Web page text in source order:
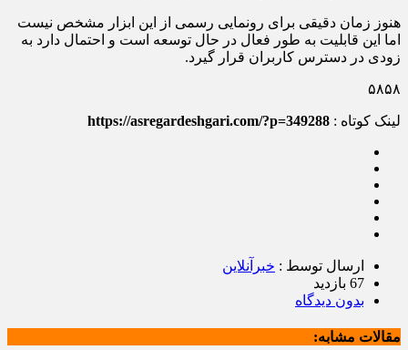
هنوز زمان دقیقی برای رونمایی رسمی از این ابزار مشخص نیست
اما این قابلیت به طور فعال در حال توسعه است و احتمال دارد به
زودی در دسترس کاربران قرار گیرد.
۵۸۵۸
لینک کوتاه : https://asregardeshgari.com/?p=349288
ارسال توسط : خبرآنلاین
67 بازدید
بدون دیدگاه
مقالات مشابه: